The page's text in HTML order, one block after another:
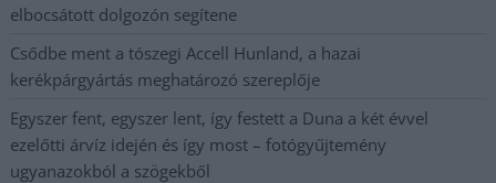
elbocsátott dolgozón segítene
Csődbe ment a tószegi Accell Hunland, a hazai
kerékpárgyártás meghatározó szereplője
Egyszer fent, egyszer lent, így festett a Duna a két évvel
ezelőtti árvíz idején és így most – fotógyűjtemény
ugyanazokból a szögekből